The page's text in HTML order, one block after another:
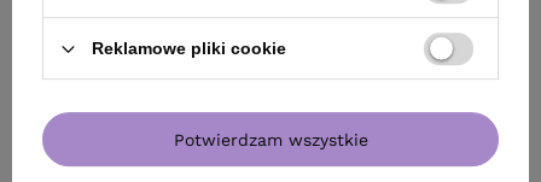
Reklamowe pliki cookie
Potwierdzam wszystkie